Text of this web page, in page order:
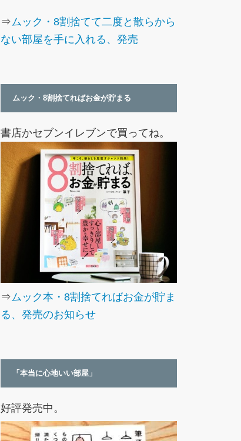
⇒ムック・8割捨てて二度と散らから
ない部屋を手に入れる、発売
ムック・8割捨てればお金が貯まる
書店かセブンイレブンで買ってね。
⇒ムック本・8割捨てればお金が貯ま
る、発売のお知らせ
「本当に心地いい部屋」
好評発売中。